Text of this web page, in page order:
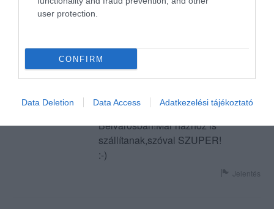
user protection.
CONFIRM
Data Deletion Data Access Adatkezelési tájékoztató
Katona Edit
Szegeden a kedvenc
éttermem!Menüzni járunk,sőt
már pizza is van!Finom a
tésztája.A menü szintén
finom,legjobb áron van a
Belvárosban!Már házhoz is
szállítanak,szóval SZUPER!
:-)
Jelentés